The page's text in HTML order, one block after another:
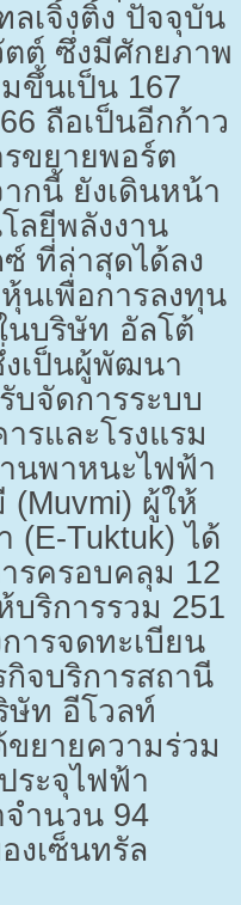
เจิ้งติ้ง ปัจจุบัน
ตต์ ซึ่งมีศักยภาพ
ขึ้นเป็น 167
ถือเป็นอีกก้าว
ขยายพอร์ต
กนี้ ยังเดินหน้า
ลยีพลังงาน
ที่ล่าสุดได้ลง
เพื่อการลงทุน
นบริษัท อัลโต้
เป็นผู้พัฒนา
บจัดการระบบ
รและโรงแรม
นพาหนะไฟฟ้า
(Muvmi) ผู้ให้
(E-Tuktuk)ได้
รครอบคลุม 12
ริการรวม 251
ารจดทะเบียน
จบริการสถานี
ษัท อีโวลท์
ขยายความร่วม
ระจุไฟฟ้า
ำนวน 94
งเซ็นทรัล